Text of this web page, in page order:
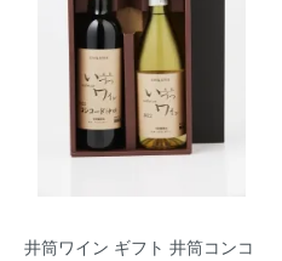
井筒ワイン ギフト 井筒コンコ